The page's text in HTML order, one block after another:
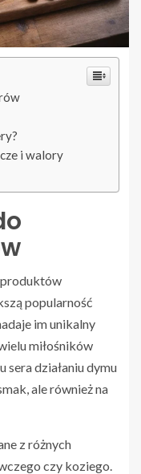
i walory
popularność
im unikalny
miłośników
sera działaniu dymu
ale również na
z różnych
czy koziego.